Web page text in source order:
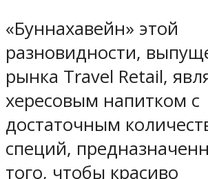
«Буннахавейн» этой
разновидности,
рынка Travel Retail,
хересовым напитком с
достаточным
специй,
того, чтобы красиво